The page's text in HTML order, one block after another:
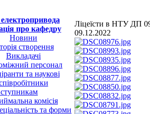
про кафедру
Новини
створення
Викладачі
персонал
та наукові
комісія
та форми
Ліцеїсти в НТУ ДП
09.12.2022